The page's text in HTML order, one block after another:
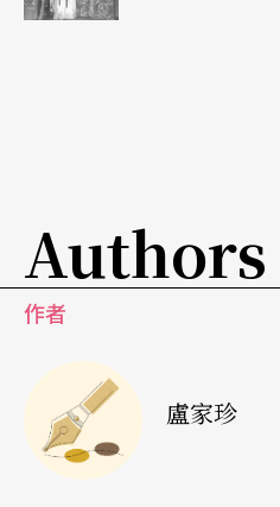
文建會等相關機構委託，
過去文建會舉辦的國際暑
家講授舞蹈治療與動作分
分析基礎班」、「舞蹈治
進階班」及「舞蹈治療進
工作者能更深入地鑽研這
基金管理委員自一九九八
Authors
作者
盧家珍